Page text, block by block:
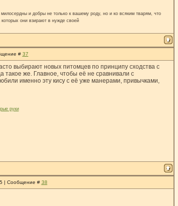
и добры не только к вашему роду, но и ко всяким тварям, что
они взирают в нужде своей
# 37
выбирают новых питомцев по принципу сходства с
же. Главное, чтобы её не сравнивали с
именно эту кису с её уже манерами, привычками,
руки
| Сообщение # 38